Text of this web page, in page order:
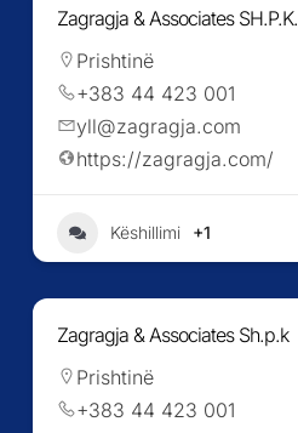
Zagragja & Associates SH.P.K.
Prishtinë
+383 44 423 001
yll@zagragja.com
https://zagragja.com/
Këshillimi +1
Zagragja & Associates Sh.p.k
Prishtinë
+383 44 423 001